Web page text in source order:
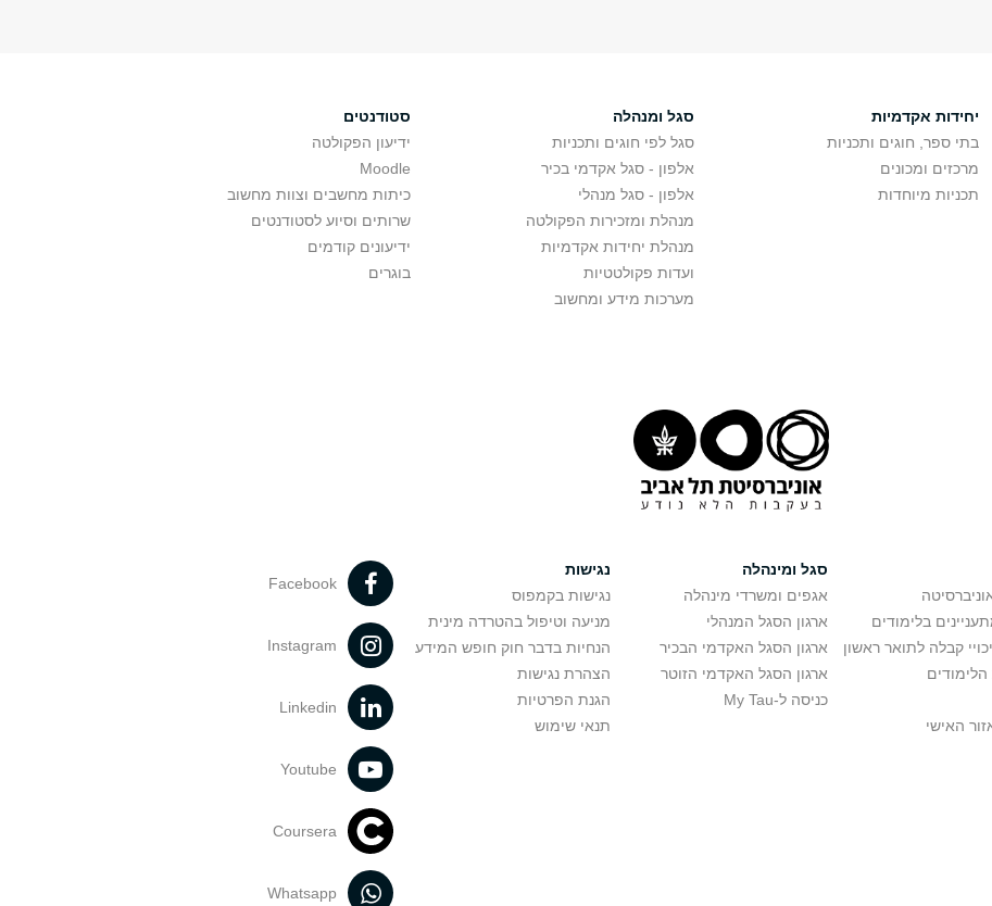
יחידות אקדמיות
בתי ספר, חוגים ותכניות
מרכזים ומכונים
תכניות מיוחדות
סגל ומנהלה
סגל לפי חוגים ותכניות
אלפון - סגל אקדמי בכיר
אלפון - סגל מנהלי
מנהלת ומזכירות הפקולטה
מנהלת יחידות אקדמיות
ועדות פקולטטיות
מערכות מידע ומחשוב
סטודנטים
ידיעון הפקולטה
Moodle
כיתות מחשבים וצוות מחשוב
שרותים וסיוע לסטודנטים
ידיעונים קודמים
בוגרים
בלימודים
קבלה לתואר ראשון
האישי
סגל ומינהלה
אגפים ומשרדי מינהלה
ארגון הסגל המנהלי
ארגון הסגל האקדמי הבכיר
ארגון הסגל האקדמי הזוטר
כניסה ל-My Tau
נגישות
נגישות בקמפוס
מניעה וטיפול בהטרדה מינית
הנחיות בדבר חוק חופש המידע
הצהרת נגישות
הגנת הפרטיות
תנאי שימוש
Facebook
Instagram
Linkedin
Youtube
Coursera
Whatsapp